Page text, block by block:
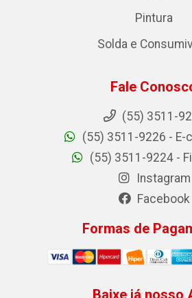
Pintura
Solda e
Fale
(55) 3511-
(55) 3511-9226 - E-
(55) 3511-9224 -
Instagram
Facebook
Formas de
Baixe já nosso